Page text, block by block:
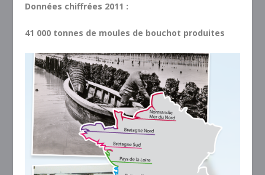
Données chiffrées 2011 :
41 000 tonnes de moules de bouchot produites